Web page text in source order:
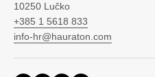
10250 Lučko
+385 1 5618 833
info-hr@hauraton.com